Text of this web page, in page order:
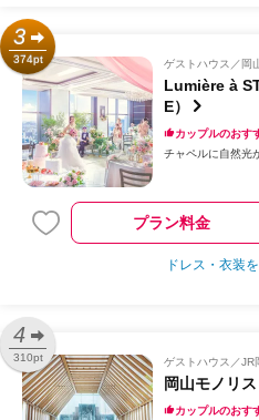
3
374pt ゲストハウス 岡
Lumière à
E）
カップルのおす
チャペルに自然光
プラン料金
ドレス・衣装
4
310pt ゲストハウス JR
岡山モノリ
カップルのおす